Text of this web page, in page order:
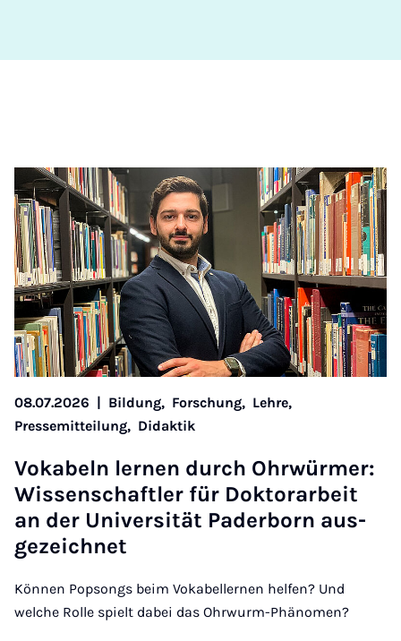
08.07.2026 | Bildung, Forschung, Lehre,
Pressemitteilung, Didaktik
Vo­ka­beln ler­nen durch Ohr­wür­mer:
Wis­sen­schaft­ler für Dok­tor­a­r­beit
an der Uni­ver­si­tät Pa­der­born aus­
ge­zeich­net
Können Popsongs beim Vokabellernen helfen? Und
welche Rolle spielt dabei das Ohrwurm-Phänomen?